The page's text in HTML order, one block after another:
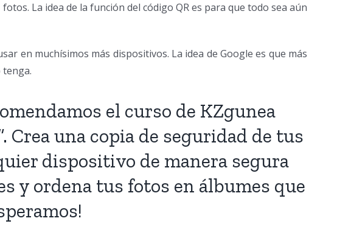
La idea de la función del código QR es para que todo sea aún
en muchísimos más dispositivos. La idea de Google es que más
el curso de KZgunea
Crea una copia de seguridad de tus
dispositivo de manera segura
y ordena tus fotos en álbumes que